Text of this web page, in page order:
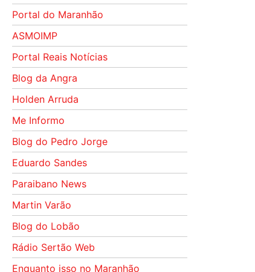
Portal do Maranhão
ASMOIMP
Portal Reais Notí­cias
Blog da Angra
Holden Arruda
Me Informo
Blog do Pedro Jorge
Eduardo Sandes
Paraibano News
Martin Varão
Blog do Lobão
Rádio Sertão Web
Enquanto isso no Maranhão